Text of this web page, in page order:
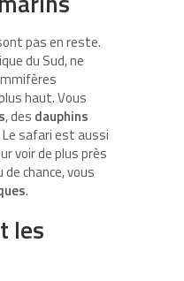
pas en reste.
du Sud, ne
haut. Vous
, des dauphins
Le safari est aussi
voir de plus près
de chance, vous
.
les